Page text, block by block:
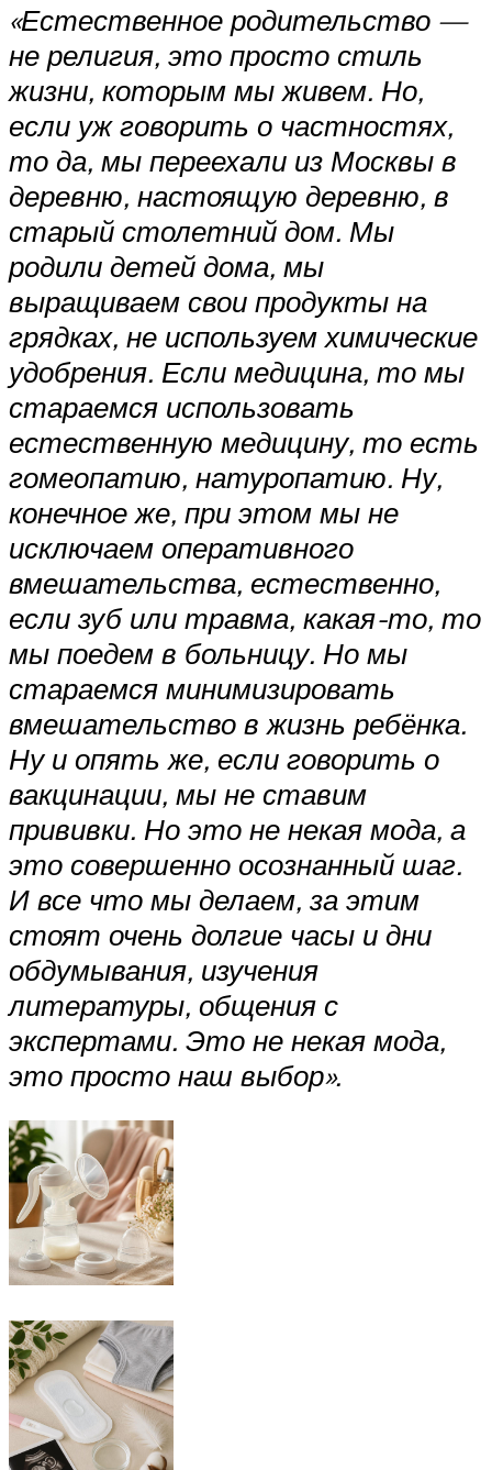
«Естественное родительство —
не религия, это просто стиль
жизни, которым мы живем. Но,
если уж говорить о частностях,
то да, мы переехали из Москвы в
деревню, настоящую деревню, в
старый столетний дом. Мы
родили детей дома, мы
выращиваем свои продукты на
грядках, не используем химические
удобрения. Если медицина, то мы
стараемся использовать
естественную медицину, то есть
гомеопатию, натуропатию. Ну,
конечное же, при этом мы не
исключаем оперативного
вмешательства, естественно,
если зуб или травма, какая-то, то
мы поедем в больницу. Но мы
стараемся минимизировать
вмешательство в жизнь ребёнка.
Ну и опять же, если говорить о
вакцинации, мы не ставим
прививки. Но это не некая мода, а
это совершенно осознанный шаг.
И все что мы делаем, за этим
стоят очень долгие часы и дни
обдумывания, изучения
литературы, общения с
экспертами. Это не некая мода,
это просто наш выбор».